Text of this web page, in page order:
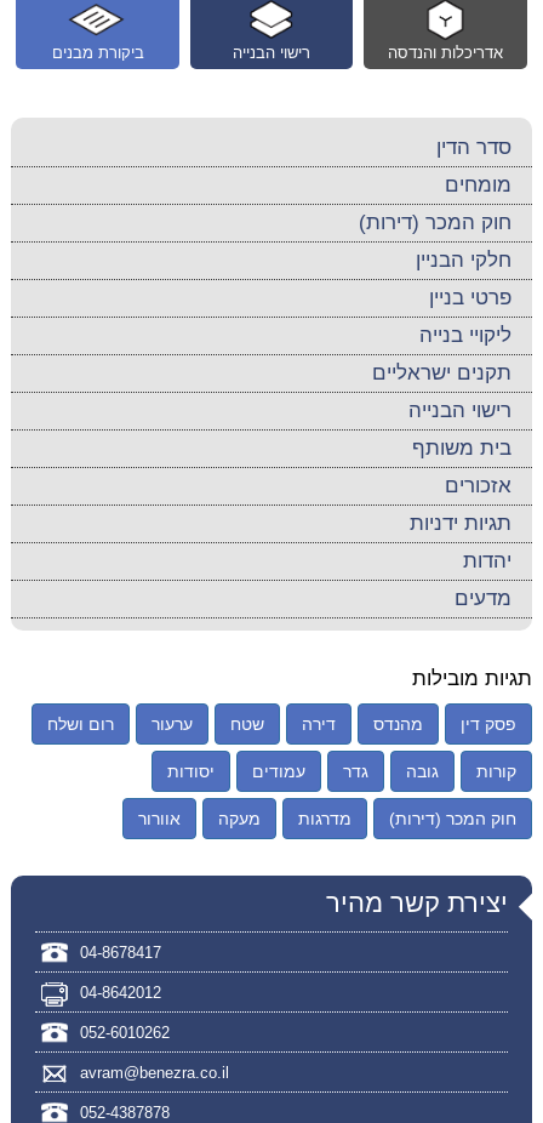
ביקורת מבנים רישוי הבנייה אדריכלות והנדסה
סדר הדין
מומחים
חוק המכר (דירות)
חלקי הבניין
פרטי בניין
ליקויי בנייה
תקנים ישראליים
רישוי הבנייה
בית משותף
אזכורים
תגיות ידניות
יהדות
מדעים
תגיות מובילות
פסק דין מהנדס דירה שטח ערעור רום ושלח
קורות גובה גדר עמודים יסודות
חוק המכר (דירות) מדרגות מעקה אוורור
יצירת קשר מהיר
04-8678417
04-8642012
052-6010262
avram@benezra.co.il
052-4387878